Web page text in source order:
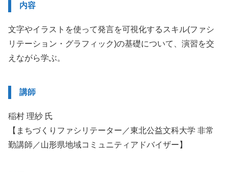
内容
文字やイラストを使って発言を可視化するスキル(ファシ
リテーション・グラフィック)の基礎について、演習を交
えながら学ぶ。
講師
稲村 理紗 氏
【まちづくりファシリテーター／東北公益文科大学 非常
勤講師／山形県地域コミュニティアドバイザー】